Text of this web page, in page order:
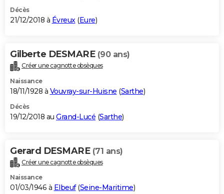
Décès
21/12/2018 à Évreux(Eure)
Gilberte DESMARE (90 ans)
Créer une cagnotte obsèques
Naissance
18/11/1928 à Vouvray-sur-Huisne (Sarthe)
Décès
19/12/2018 au Grand-Lucé (Sarthe)
Gerard DESMARE (71 ans)
Créer une cagnotte obsèques
Naissance
01/03/1946 à Elbeuf(Seine-Maritime)